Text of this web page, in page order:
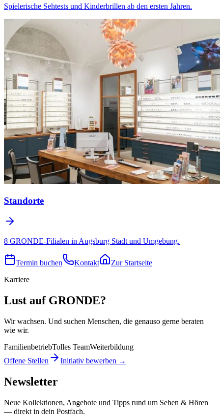
Spielerische Sehtests und Kinderbrillen ab den ersten Jahren.
Standorte
8 GRONDE-Filialen in Augsburg Stadt und Umgebung.
Termin buchen Kontakt
Zur Startseite
Karriere
Lust auf GRONDE?
Wir wachsen. Und suchen Menschen, die genauso gerne beraten
wie wir.
FamilienbetriebTolles TeamWeiterbildung
Offene Stellen
Initiativ bewerben →
Newsletter
Neue Kollektionen, Angebote und Tipps rund um Sehen & Hören
— direkt in dein Postfach.